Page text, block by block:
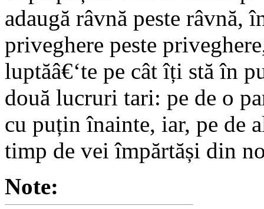
adaugă râvnă peste râvnă,
priveghere peste
luptăâ€‘te pe cât îți stă în
două lucruri tari: pe de o
cu puțin înainte, iar, pe de
timp de vei împărtăși din
Note: